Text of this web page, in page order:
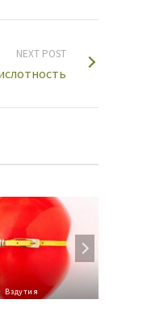
NEXT POST
Вздутия